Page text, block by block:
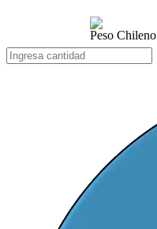
Peso Chileno